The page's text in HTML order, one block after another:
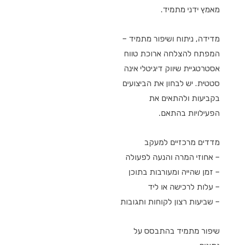
מאמץ ידני מתמיד.
מדידה, ניתוח ושיפור מתמיד –
המפתח להצלחה ארוכת טווח
אסטרטגיית שיווק דיגיטלי אינה
סטטית. יש לבחון את הביצועים
בקביעות ולהתאים את
הפעילויות בהתאם.
מדדים מרכזיים למעקב
– אחוזי המרה והנעה לפעולה
– זמן שהייה ומעורבות בתוכן
– עלות לרכישה או ליד
– שביעות רצון לקוחות ותגובות
שיפור מתמיד בהתבסס על